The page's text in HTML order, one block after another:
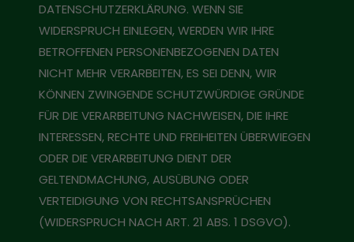
DATENSCHUTZERKLÄRUNG. WENN SIE
WIDERSPRUCH EINLEGEN, WERDEN WIR IHRE
BETROFFENEN PERSONENBEZOGENEN DATEN
NICHT MEHR VERARBEITEN, ES SEI DENN, WIR
KÖNNEN ZWINGENDE SCHUTZWÜRDIGE GRÜNDE
FÜR DIE VERARBEITUNG NACHWEISEN, DIE IHRE
INTERESSEN, RECHTE UND FREIHEITEN ÜBERWIEGEN
ODER DIE VERARBEITUNG DIENT DER
GELTENDMACHUNG, AUSÜBUNG ODER
VERTEIDIGUNG VON RECHTSANSPRÜCHEN
(WIDERSPRUCH NACH ART. 21 ABS. 1 DSGVO).